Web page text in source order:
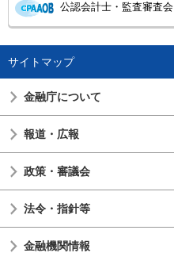
公認会計士・監査審査会
サイトマップ
金融庁について
報道・広報
政策・審議会
法令・指針等
金融機関情報